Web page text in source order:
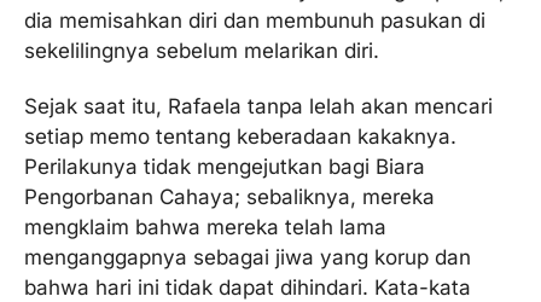
dia memisahkan diri dan membunuh pasukan di
sekelilingnya sebelum melarikan diri.
Sejak saat itu, Rafaela tanpa lelah akan mencari
setiap memo tentang keberadaan kakaknya.
Perilakunya tidak mengejutkan bagi Biara
Pengorbanan Cahaya; sebaliknya, mereka
mengklaim bahwa mereka telah lama
menganggapnya sebagai jiwa yang korup dan
bahwa hari ini tidak dapat dihindari. Kata-kata